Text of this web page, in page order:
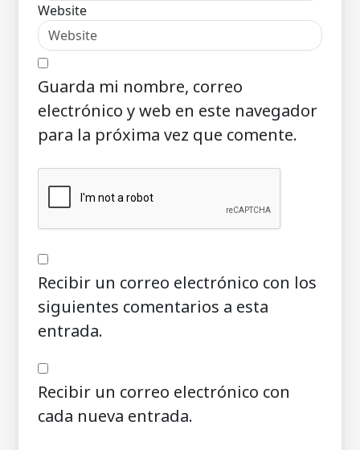
Website
Guarda mi nombre, correo
electrónico y web en este navegador
para la próxima vez que comente.
Recibir un correo electrónico con los
siguientes comentarios a esta
entrada.
Recibir un correo electrónico con
cada nueva entrada.